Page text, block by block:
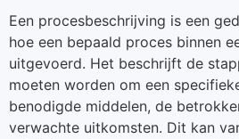
Een procesbeschrijving is een
hoe een bepaald proces binnen
uitgevoerd. Het beschrijft de
moeten worden om een
benodigde middelen, de
verwachte uitkomsten. Dit kan